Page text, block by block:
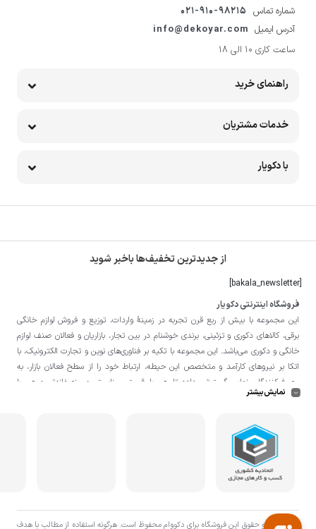
شماره تماس 021-910-98215
آدرس ایمیل info@dekoyar.com
ساعت کاری 10 الی 18
راهنمای خرید
خدمات مشتریان
با دکویار
از جدیدترین تخفیف‌ها باخبر شوید
[bakala_newsletter]
فروشگاه اینترنتی دکویار
این مجموعه با بيش از ربع قرن تجربه در زمينۀ واردات، توزيع و فروش لوازم خانگی
برقی، کالاهای دکوری و تزئینی، برندی خوشنام در بين تجار، بازاريان و فعالان صنف لوازم
خانگی و دکوری می‌باشد. این مجموعه با تكيه بر فناوری‌های نوين و تجارت الكترونيک، با
اتکا بر نيروهای كارآمد و متخصص اين حيطه، ارتباط خود را از سطح فعالان بازار، به
مصرف‌كنندگان نهايی گسترش داده تا هم با قيمتی مناسبتر و منصفانه‌تر و هم با
خدماتی گسترده‌تر و كيفی‌تر در خدمت هموطنان عزیز در اقصی نقاط ميهنمان باشد.
کالا از انبار تنها در صورت ثبت سفارش قبلی از طریق سایت و انتخاب زمان، امکان پذیر
نمایش بیشتر
تمامی حق و حقوق اين فروشگاه برای دکووام محفوظ است. هرگونه استفاده از مطالب با هدف